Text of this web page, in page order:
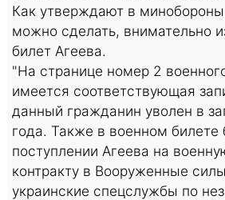
Как утверждают в
можно сделать, внимательно
билет Агеева.
"На странице номер 2
имеется соответствующая
данный гражданин уволен в
года. Также в военном билете
поступлении Агеева на
контракту в Вооруженные
украинские спецслужбы по